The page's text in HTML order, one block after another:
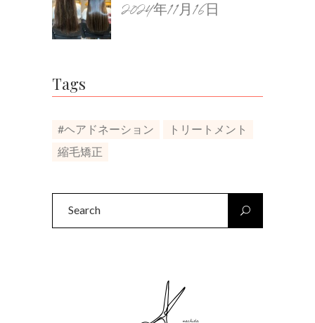
2024年11月16日
Tags
#ヘアドネーション
トリートメント
縮毛矯正